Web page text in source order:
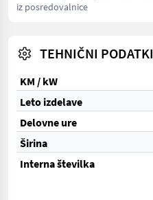
iz posredovalnice
TEHNIČNI PODATKI
KM / kW
Leto izdelave
Delovne ure
Širina
Interna številka